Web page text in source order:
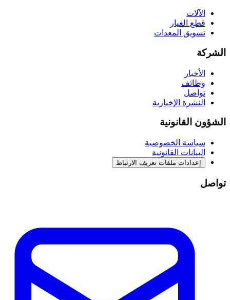
الآلات
قطع الغيار
تسويق المعدات
الشركة
الأخبار
وظائف
تواصل
النشرة الإخبارية
الشؤون القانونية
سياسة الخصوصية
البيانات القانونية
إعدادات ملفات تعريف الارتباط
تواصل